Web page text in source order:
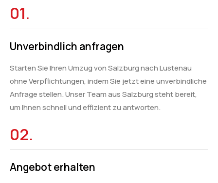
01.
Unverbindlich anfragen
Starten Sie Ihren Umzug von Salzburg nach Lustenau
ohne Verpflichtungen, indem Sie jetzt eine unverbindliche
Anfrage stellen. Unser Team aus Salzburg steht bereit,
um Ihnen schnell und effizient zu antworten.
02.
Angebot erhalten